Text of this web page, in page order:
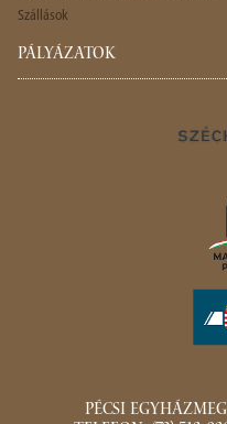
Szállások
PÁLYÁZATOK
PÉCSI